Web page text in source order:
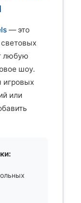
— это
любую
шоу.
игровых
или